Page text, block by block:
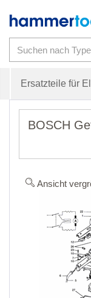
Ersatzteile für
BOSCH
Ansicht